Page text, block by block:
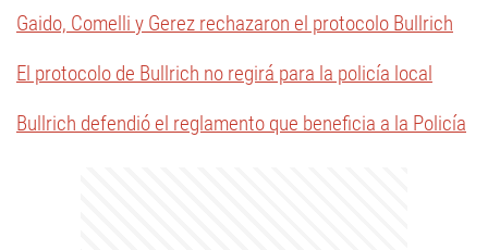
Gaido, Comelli y Gerez rechazaron el protocolo Bullrich
El protocolo de Bullrich no regirá para la policía local
Bullrich defendió el reglamento que beneficia a la Policía